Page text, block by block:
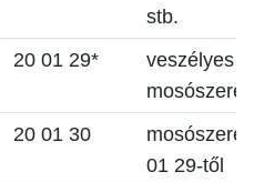
stb.
20 01 29*
veszélyes
mosószerek
20 01 30
01 29-től